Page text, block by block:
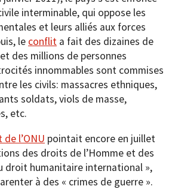
interminable, qui oppose les
et leurs alliés aux forces
le conflit a fait des dizaines de
des millions de personnes
innommables sont commises
les civils: massacres ethniques,
soldats, viols de masse,
etc.
l’ONU pointait encore en juillet
des droits de l’Homme et des
droit humanitaire international »,
à des « crimes de guerre ».